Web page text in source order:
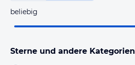
beliebig
Sterne und andere Kategorien